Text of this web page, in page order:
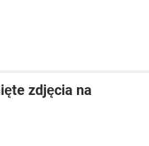
zdjęcia na